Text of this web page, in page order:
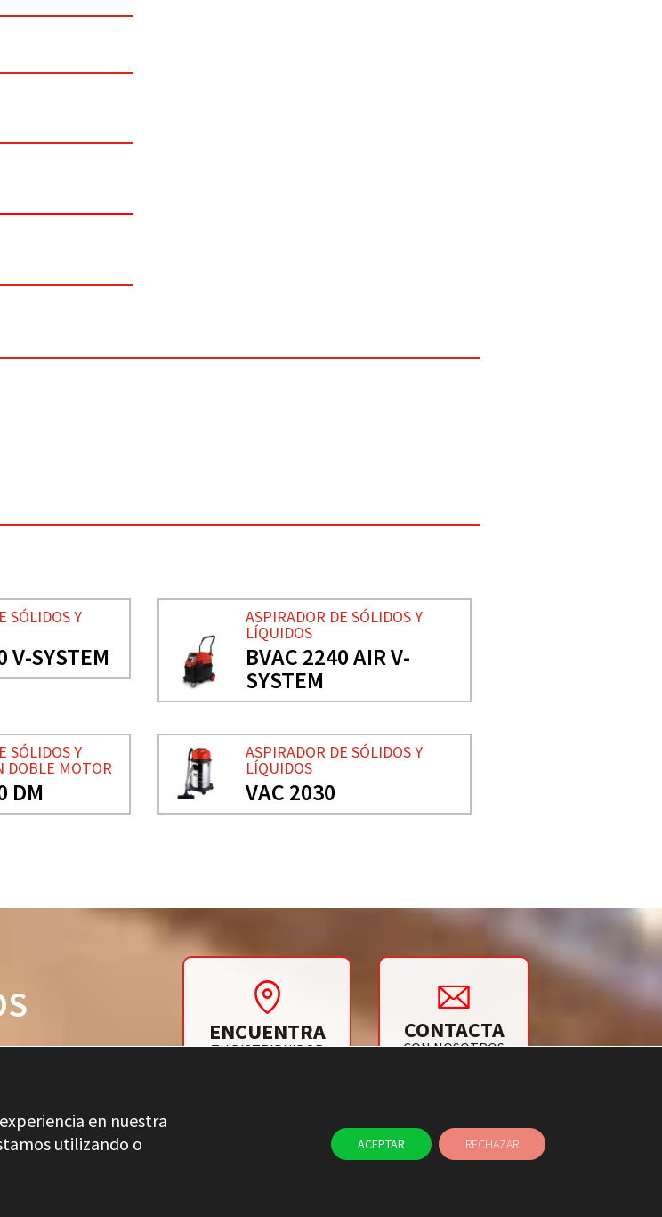
SÓLIDOS Y
V-SYSTEM
ASPIRADOR DE SÓLIDOS Y
LÍQUIDOS
BVAC 2240 AIR V-
SYSTEM
SÓLIDOS Y
DOBLE MOTOR
DM
ASPIRADOR DE SÓLIDOS Y
LÍQUIDOS
VAC 2030
ENCUENTRA
TU DISTRIBUIDOR
CONTACTA
CON NOSOTROS
BLOG CONTACTO
en nuestra
utilizando o
ACEPTAR RECHAZAR